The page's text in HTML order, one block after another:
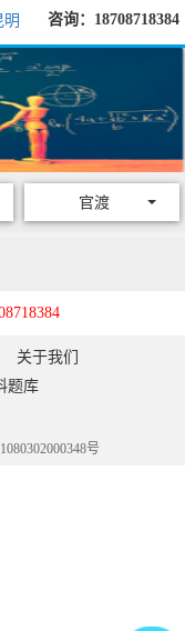
咨询：18708718384
明
官渡
关于我们
题库
号